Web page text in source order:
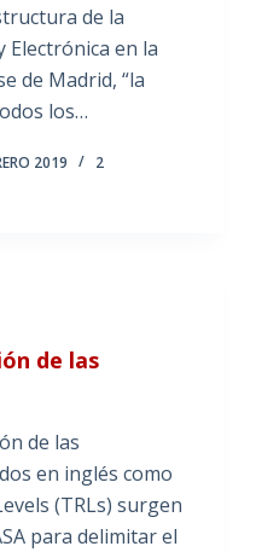
de la
Electrónica en la
de Madrid, “la
los…
2019
2
de las
de las
en inglés como
(TRLs) surgen
para delimitar el